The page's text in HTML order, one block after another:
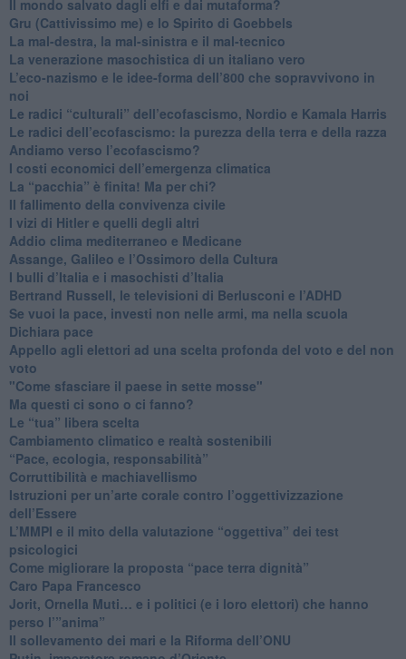
​Il mondo salvato dagli elfi e dai mutaforma?
Gru (Cattivissimo me) e lo Spirito di Goebbels
​La mal-destra, la mal-sinistra e il mal-tecnico
​La venerazione masochistica di un italiano vero
​L’eco-nazismo e le idee-forma dell’800 che sopravvivono in
noi
​Le radici “culturali” dell’ecofascismo, Nordio e Kamala Harris
Le radici dell’ecofascismo: la purezza della terra e della razza
Andiamo verso l’ecofascismo?
I costi economici dell’emergenza climatica
​La “pacchia” è finita! Ma per chi?
​Il fallimento della convivenza civile
​I vizi di Hitler e quelli degli altri
Addio clima mediterraneo e Medicane
​Assange, Galileo e l’Ossimoro della Cultura
​I bulli d’Italia e i masochisti d’Italia
​Bertrand Russell, le televisioni di Berlusconi e l’ADHD
​Se vuoi la pace, investi non nelle armi, ma nella scuola
​Dichiara pace
​Appello agli elettori ad una scelta profonda del voto e del non
voto
"Come sfasciare il paese in sette mosse"
​Ma questi ci sono o ci fanno?
​Le “tua” libera scelta
Cambiamento climatico e realtà sostenibili
“Pace, ecologia, responsabilità”
​Corruttibilità e machiavellismo
Istruzioni per un’arte corale contro l’oggettivizzazione
dell’Essere
​L’MMPI e il mito della valutazione “oggettiva” dei test
psicologici
Come migliorare la proposta “pace terra dignità”
Caro Papa Francesco
​Jorit, Ornella Muti… e i politici (e i loro elettori) che hanno
perso l’”anima”
​Il sollevamento dei mari e la Riforma dell’ONU